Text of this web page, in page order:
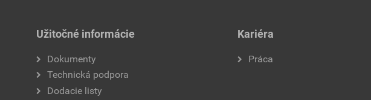
Užitočné informácie
Dokumenty
Technická podpora
Dodacie listy
Kariéra
Práca